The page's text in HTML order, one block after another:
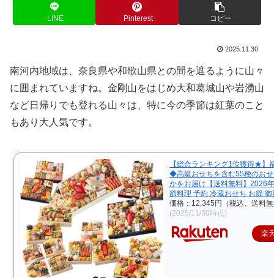
LINE Pinterest コピー
2025.11.30
南河内地域は、奈良県や和歌山県との間を遮るように山々
に囲まれていますね。金剛山をはじめ大和葛城山や岩湧山
など日帰りでも登れる山々は、特に今の季節は紅葉のこと
もあり大人気です。
【総合ランキング1位獲得★】
◆高級おせちを含む55種のお
かをお届け【送料無料】2026
節料理 予約 冷蔵おせち お節 御
価格：12,345円（税込、送料
(2025/11/30時点)
楽